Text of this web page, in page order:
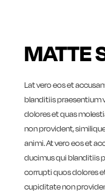
MATTE
Lat vero eos et
blanditiis praesentium
dolores et quas
non provident,
animi. At vero eos et
ducimus qui blanditiis
corrupti quos dolores
cupiditate non